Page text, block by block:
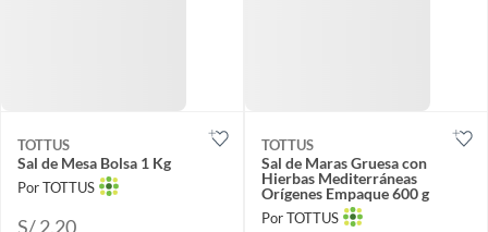
TOTTUS
Sal de Mesa Bolsa 1 Kg
Por TOTTUS
S/ 2.20
TOTTUS
Sal de Maras Gruesa con
Hierbas Mediterráneas
Orígenes Empaque 600 g
Por TOTTUS